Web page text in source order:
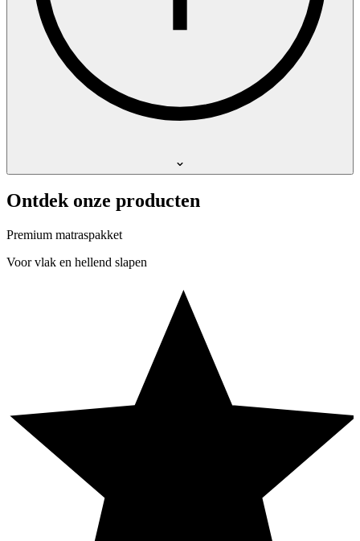
Ontdek onze producten
Premium matraspakket
Voor vlak en hellend slapen